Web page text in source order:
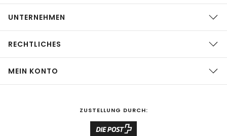
UNTERNEHMEN
RECHTLICHES
MEIN KONTO
ZUSTELLUNG DURCH: